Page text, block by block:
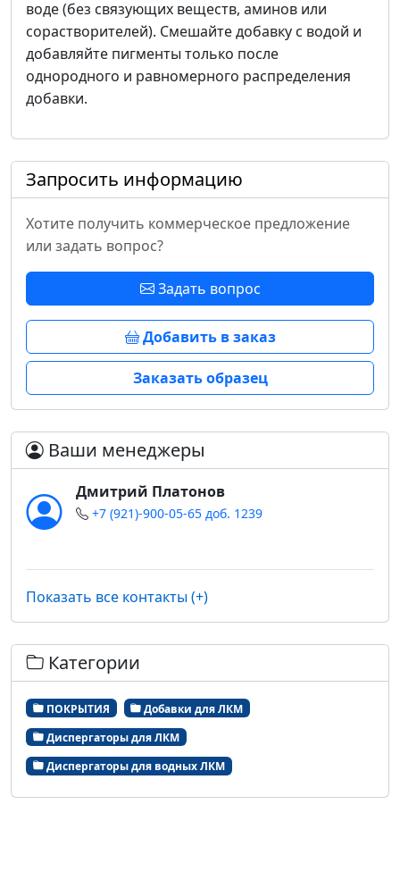
воде (без связующих веществ, аминов или
сорастворителей). Смешайте добавку с водой и
добавляйте пигменты только после
однородного и равномерного распределения
добавки.
Запросить информацию
Хотите получить коммерческое предложение
или задать вопрос?
Задать вопрос
Добавить в заказ
Заказать образец
Ваши менеджеры
Дмитрий Платонов
+7 (921)-900-05-65 доб. 1239
Показать все контакты (+)
Категории
ПОКРЫТИЯ
Добавки для ЛКМ
Диспергаторы для ЛКМ
Диспергаторы для водных ЛКМ